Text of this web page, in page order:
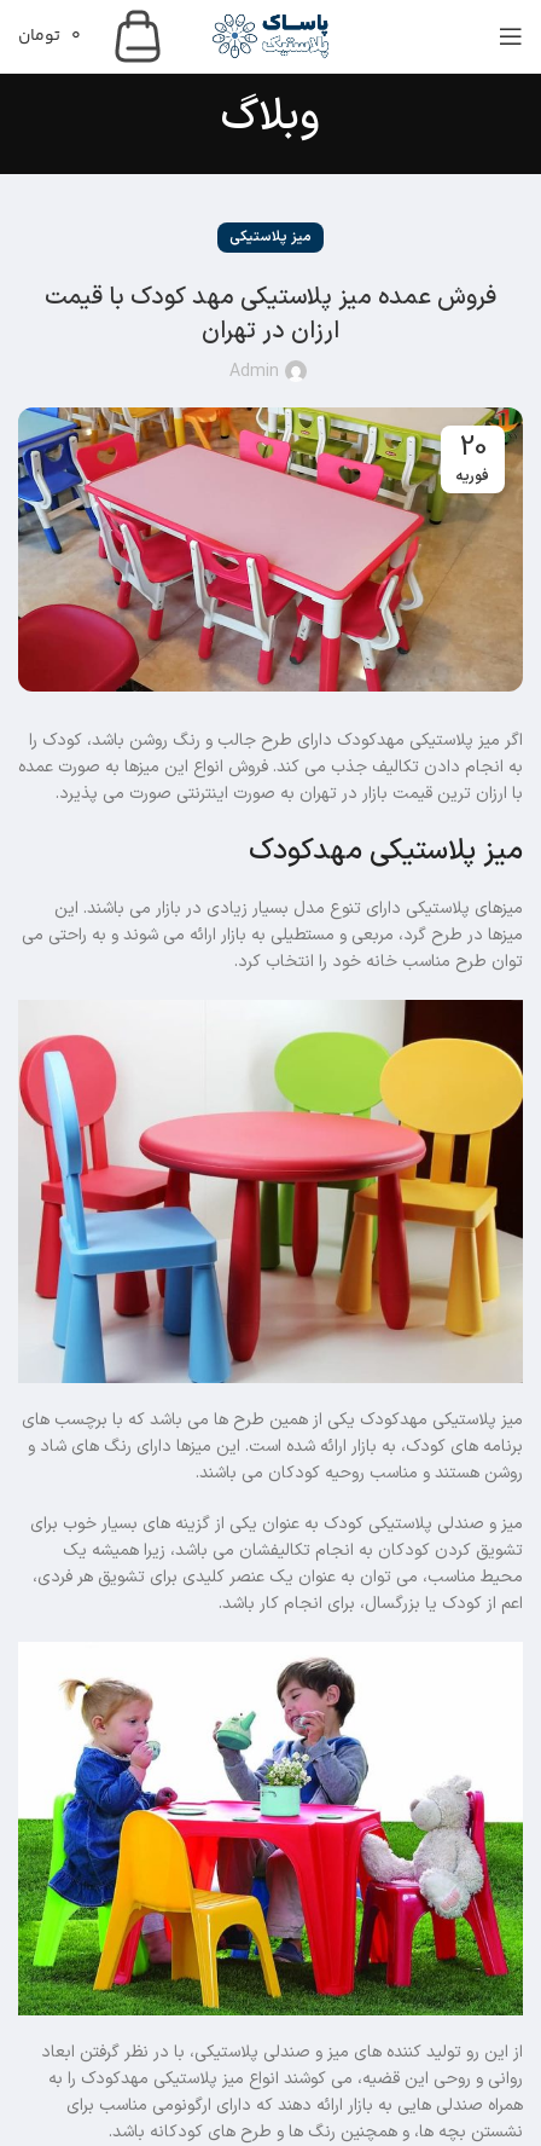
0 تومان
وبلاگ
میز پلاستیکی
فروش عمده میز پلاستیکی مهد کودک با قیمت
ارزان در تهران
Admin
20
فوریه
اگر میز پلاستیکی مهدکودک دارای طرح جالب و رنگ روشن باشد، کودک را
به انجام دادن تکالیف جذب می کند. فروش انواع این میزها به صورت عمده
با ارزان ترین قیمت بازار در تهران به صورت اینترنتی صورت می پذیرد.
میز پلاستیکی مهدکودک
میزهای پلاستیکی دارای تنوع مدل بسیار زیادی در بازار می باشند. این
میزها در طرح گرد، مربعی و مستطیلی به بازار ارائه می شوند و به راحتی می
توان طرح مناسب خانه خود را انتخاب کرد.
میز پلاستیکی مهدکودک یکی از همین طرح ها می باشد که با برچسب های
برنامه های کودک، به بازار ارائه شده است. این میزها دارای رنگ های شاد و
روشن هستند و مناسب روحیه کودکان می باشند.
میز و صندلی پلاستیکی کودک به عنوان یکی از گزینه های بسیار خوب برای
تشویق کردن کودکان به انجام تکالیفشان می باشد، زیرا همیشه یک
محیط مناسب، می توان به عنوان یک عنصر کلیدی برای تشویق هر فردی،
اعم از کودک یا بزرگسال، برای انجام کار باشد.
از این رو تولید کننده های میز و صندلی پلاستیکی، با در نظر گرفتن ابعاد
روانی و روحی این قضیه، می کوشند انواع میز پلاستیکی مهدکودک را به
همراه صندلی هایی به بازار ارائه دهند که دارای ارگونومی مناسب برای
نشستن بچه ها، و همچنین رنگ ها و طرح های کودکانه باشد.